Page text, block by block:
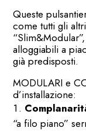
Queste
come tutti gli
alloggiabili a
già predisposti.
MODULARI e
d’installazione:
“a filo piano”